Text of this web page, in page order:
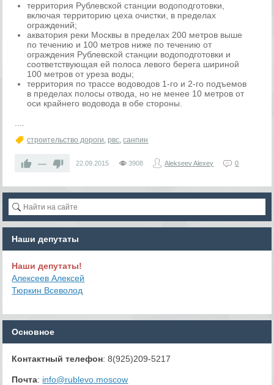
территория Рублевской станции водоподготовки,
включая территорию цеха очистки, в пределах
ограждений;
акватория реки Москвы в пределах 200 метров выше
по течению и 100 метров ниже по течению от
ограждения Рублевской станции водоподготовки и
соответствующая ей полоса левого берега шириной
100 метров от уреза воды;
территория по трассе водоводов 1-го и 2-го подъемов
в пределах полосы отвода, но не менее 10 метров от
оси крайнего водовода в обе стороны.
строительство дороги,рвс,санпин
— 22.09.2015 3908 Alekseev Alexey 0
Наши депутаты
Наши депутаты!
Алексеев Алексей
Тюркин Всеволод
Основное
Контактный телефон: 8(925)209-5217
Почта: info@rublevo.moscow